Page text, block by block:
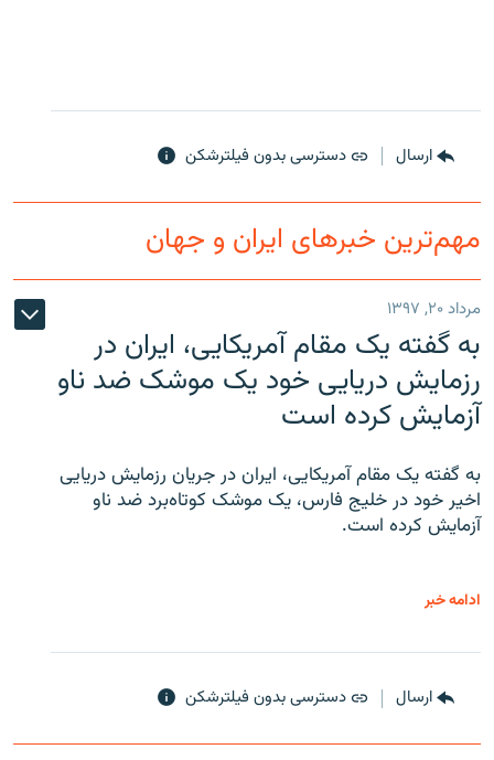
ارسال دسترسی بدون فیلترشکن
مهم‌ترین خبرهای ایران و جهان
مرداد ۲۰, ۱۳۹۷
به گفته یک مقام آمریکایی، ایران در
رزمایش دریایی خود یک موشک ضد ناو
آزمایش کرده است
به گفته یک مقام آمریکایی، ایران در جریان رزمایش دریایی
اخیر خود در خلیج فارس، یک موشک کوتاه‌برد ضد ناو
آزمایش کرده است.
ادامه خبر
ارسال دسترسی بدون فیلترشکن